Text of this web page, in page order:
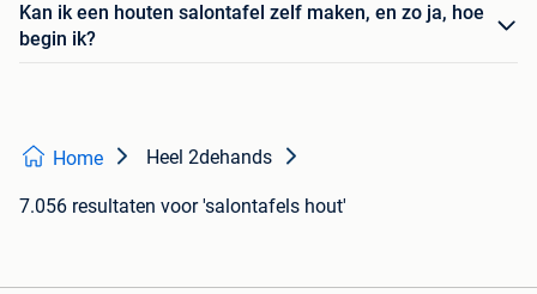
Kan ik een houten salontafel zelf maken, en zo ja, hoe
begin ik?
Home Heel 2dehands
7.056 resultaten voor 'salontafels hout'